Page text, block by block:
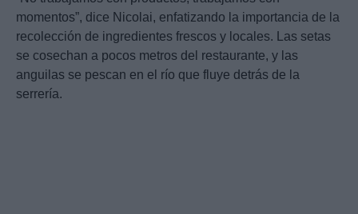
momentos”, dice Nicolai, enfatizando la importancia de la
recolección de ingredientes frescos y locales. Las setas
se cosechan a pocos metros del restaurante, y las
anguilas se pescan en el río que fluye detrás de la
serrería.